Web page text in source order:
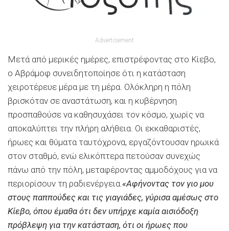
Advertisement
Μετά από μερικές ημέρες, επιστρέφοντας στο Κίεβο,
ο Αβράμοφ συνειδητοποίησε ότι η κατάσταση
χειροτέρευε μέρα με τη μέρα. Ολόκληρη η πόλη
βρισκόταν σε αναστάτωση, και η κυβέρνηση
προσπαθούσε να καθησυχάσει τον κόσμο, χωρίς να
αποκαλύπτει την πλήρη αλήθεια. Οι εκκαθαριστές,
ήρωες και θύματα ταυτόχρονα, εργαζόντουσαν ηρωικά
στον σταθμό, ενώ ελικόπτερα πετούσαν συνεχώς
πάνω από την πόλη, μεταφέροντας αμμοδόχους για να
περιορίσουν τη ραδιενέργεια.«Αφήνοντας τον γιο μου
στους παππούδες και τις γιαγιάδες, γύρισα αμέσως στο
Κίεβο, όπου έμαθα ότι δεν υπήρχε καμία αισιόδοξη
πρόβλεψη για την κατάσταση, ότι οι ήρωες που